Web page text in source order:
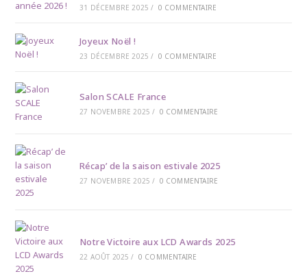
31 DÉCEMBRE 2025 / 0 COMMENTAIRE
Joyeux Noël !
23 DÉCEMBRE 2025 / 0 COMMENTAIRE
Salon SCALE France
27 NOVEMBRE 2025 / 0 COMMENTAIRE
Récap’ de la saison estivale 2025
27 NOVEMBRE 2025 / 0 COMMENTAIRE
Notre Victoire aux LCD Awards 2025
22 AOÛT 2025 / 0 COMMENTAIRE